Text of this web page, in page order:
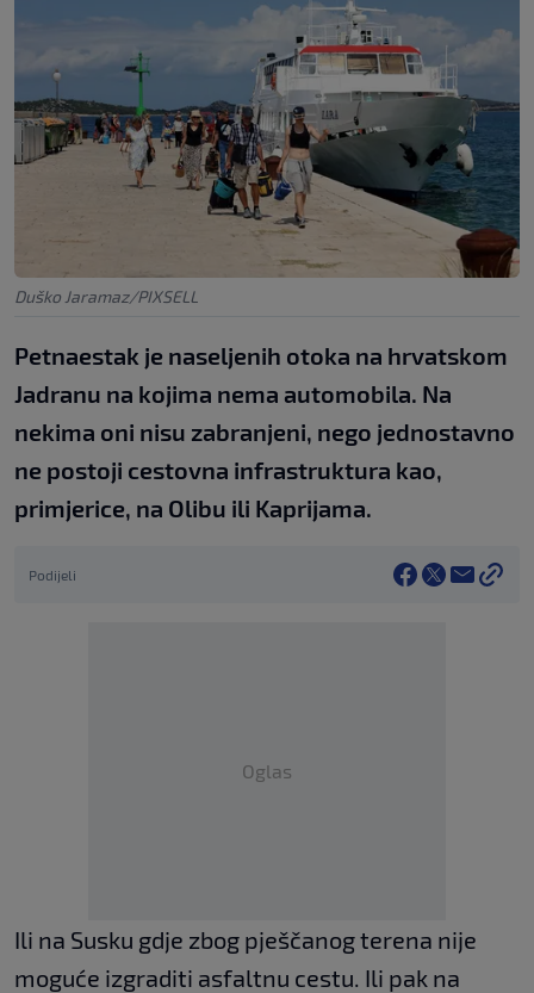
Duško Jaramaz/PIXSELL
Petnaestak je naseljenih otoka na hrvatskom
Jadranu na kojima nema automobila. Na
nekima oni nisu zabranjeni, nego jednostavno
ne postoji cestovna infrastruktura kao,
primjerice, na Olibu ili Kaprijama.
Podijeli
Oglas
Ili na Susku gdje zbog pješčanog terena nije
moguće izgraditi asfaltnu cestu. Ili pak na